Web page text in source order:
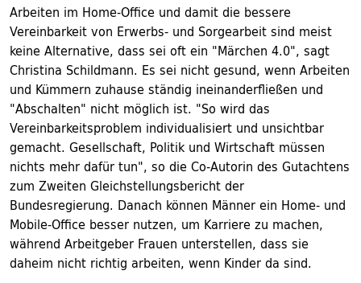
Arbeiten im Home-Office und damit die bessere
Vereinbarkeit von Erwerbs- und Sorgearbeit sind meist
keine Alternative, dass sei oft ein "Märchen 4.0", sagt
Christina Schildmann. Es sei nicht gesund, wenn Arbeiten
und Kümmern zuhause ständig ineinanderfließen und
"Abschalten" nicht möglich ist. "So wird das
Vereinbarkeitsproblem individualisiert und unsichtbar
gemacht. Gesellschaft, Politik und Wirtschaft müssen
nichts mehr dafür tun", so die Co-Autorin des Gutachtens
zum Zweiten Gleichstellungsbericht der
Bundesregierung. Danach können Männer ein Home- und
Mobile-Office besser nutzen, um Karriere zu machen,
während Arbeitgeber Frauen unterstellen, dass sie
daheim nicht richtig arbeiten, wenn Kinder da sind.